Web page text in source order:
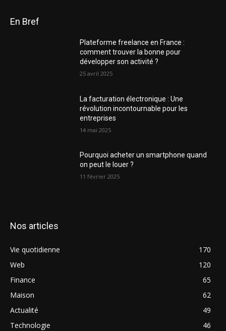
En Bref
Plateforme freelance en France :
comment trouver la bonne pour
développer son activité ?
25 avril 2025
La facturation électronique : Une
révolution incontournable pour les
entreprises
14 mai 2025
Pourquoi acheter un smartphone quand
on peut le louer ?
11 février 2025
Nos articles
Vie quotidienne
170
Web
120
Finance
65
Maison
62
Actualité
49
Technologie
46